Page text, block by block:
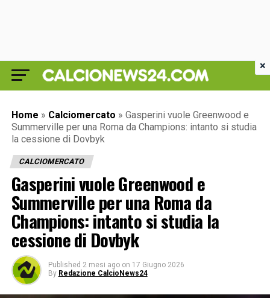
Home » Calciomercato » Gasperini vuole Greenwood e
Summerville per una Roma da Champions: intanto si studia
la cessione di Dovbyk
CALCIOMERCATO
Gasperini vuole Greenwood e
Summerville per una Roma da
Champions: intanto si studia la
cessione di Dovbyk
Published 2 mesi ago on 17 Giugno 2026
By Redazione CalcioNews24
×